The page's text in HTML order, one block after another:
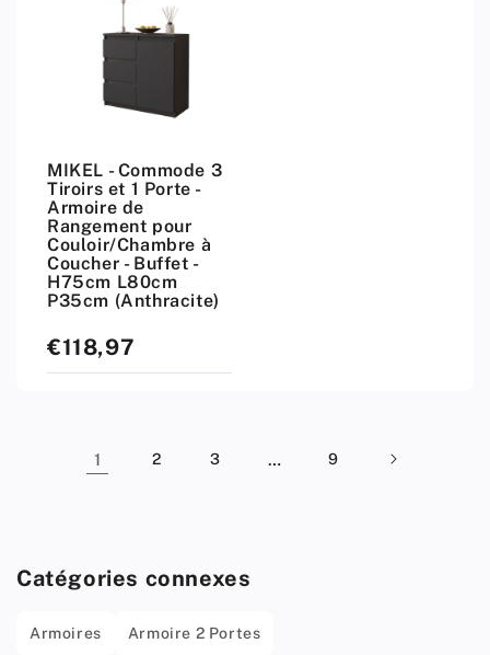
MIKEL - Commode 3
Tiroirs et 1 Porte -
Armoire de
Rangement pour
Couloir/Chambre à
Coucher - Buffet -
H75cm L80cm
P35cm (Anthracite)
Prix
standard
€118,97
1 2 3 … 9
Catégories connexes
Armoires Armoire 2 Portes